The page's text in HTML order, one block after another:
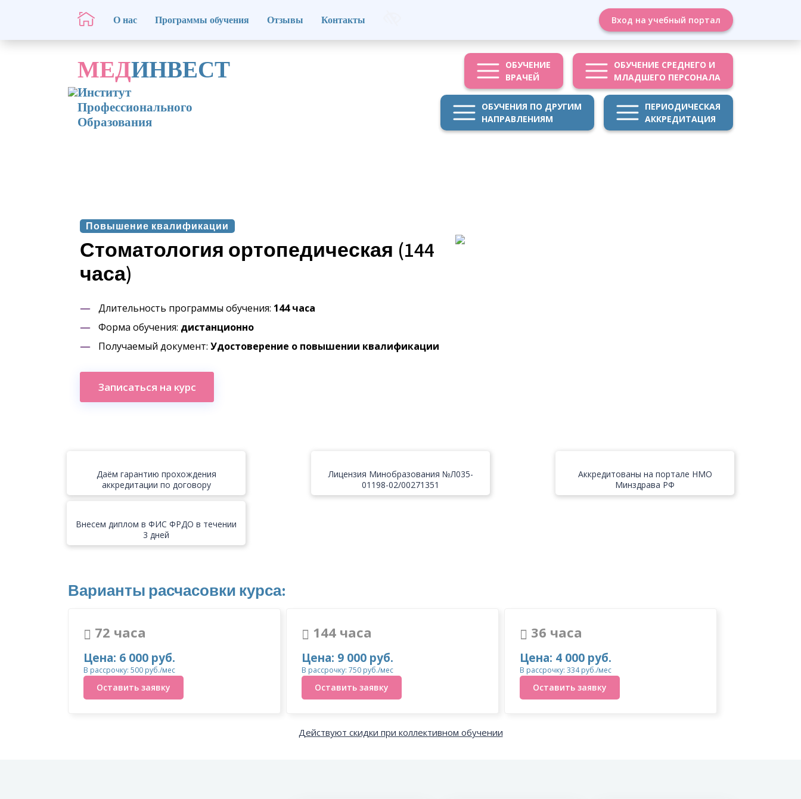
О нас Программы обучения Отзывы Контакты Вход на учебный портал
МЕДИНВЕСТ
Институт
Профессионального
Образования
ОБУЧЕНИЕ
ВРАЧЕЙ
ОБУЧЕНИЕ СРЕДНЕГО И
МЛАДШЕГО ПЕРСОНАЛА
ОБУЧЕНИЯ ПО ДРУГИМ
НАПРАВЛЕНИЯМ
ПЕРИОДИЧЕСКАЯ
АККРЕДИТАЦИЯ
Повышение квалификации
Стоматология ортопедическая (144
часа)
Длительность программы обучения: 144 часа
Форма обучения: дистанционно
Получаемый документ: Удостоверение о повышении квалификации
Записаться на курс
Даём гарантию прохождения
аккредитации по договору
Лицензия Минобразования №Л035-
01198-02/00271351
Аккредитованы на портале НМО
Минздрава РФ
Внесем диплом в ФИС ФРДО в течении
3 дней
Варианты расчасовки курса:
72 часа
Цена: 6 000 руб.
В рассрочку: 500 руб./мес
Оставить заявку
144 часа
Цена: 9 000 руб.
В рассрочку: 750 руб./мес
Оставить заявку
36 часа
Цена: 4 000 руб.
В рассрочку: 334 руб./мес
Оставить заявку
Действуют скидки при коллективном обучении